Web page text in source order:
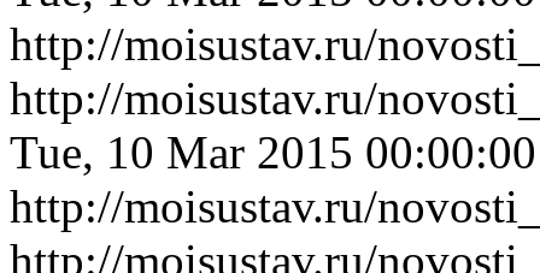
http://moisustav.ru/
http://moisustav.ru/
Tue, 10 Mar 2015
http://moisustav.ru/
http://moisustav.ru/